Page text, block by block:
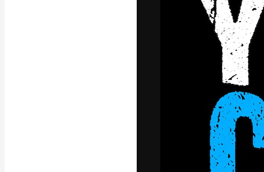
Copyright © 2010-